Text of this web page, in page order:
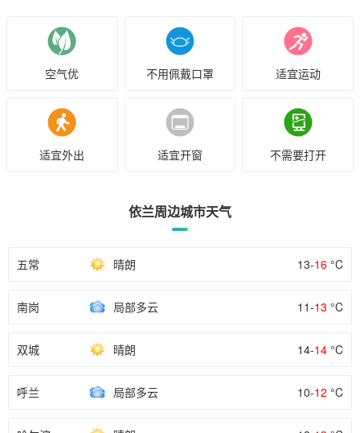
空气优 不用佩戴口罩 适宜运动
适宜外出 适宜开窗 不需要打开
依兰周边城市天气
五常 晴朗 13-16 °C
南岗 局部多云 11-13 °C
双城 晴朗 14-14 °C
呼兰 局部多云 10-12 °C